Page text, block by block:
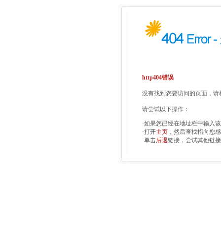
http404错误
没有找到您要访问的页面，
请尝试以下操作：
·如果您已经在地址栏中输入
·打开主页 ，然后查找指向您
·单击后退链接，尝试其他链